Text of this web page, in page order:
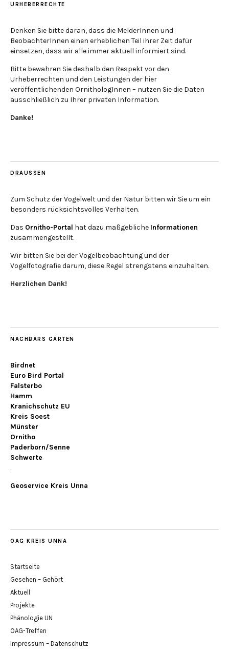
URHEBERRECHTE
Denken Sie bitte daran, dass die MelderInnen und
BeobachterInnen einen erheblichen Teil ihrer Zeit dafür
einsetzen, dass wir alle immer aktuell informiert sind.
Bitte bewahren Sie deshalb den Respekt vor den
Urheberrechten und den Leistungen der hier
veröffentlichenden OrnithologInnen – nutzen Sie die Daten
ausschließlich zu Ihrer privaten Information.
Danke!
DRAUSSEN
Zum Schutz der Vogelwelt und der Natur bitten wir Sie um ein
besonders rücksichtsvolles Verhalten.
Das Ornitho-Portal hat dazu maßgebliche Informationen
zusammengestellt.
Wir bitten Sie bei der Vogelbeobachtung und der
Vogelfotografie darum, diese Regel strengstens einzuhalten.
Herzlichen Dank!
NACHBARS GARTEN
Birdnet
Euro Bird Portal
Falsterbo
Hamm
Kranichschutz EU
Kreis Soest
Münster
Ornitho
Paderborn/Senne
Schwerte
.
Geoservice Kreis Unna
OAG KREIS UNNA
Startseite
Gesehen – Gehört
Aktuell
Projekte
Phänologie UN
OAG-Treffen
Impressum – Datenschutz